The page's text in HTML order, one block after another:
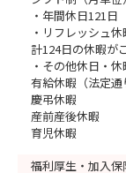
・年間休日121日
・リフレッシュ
計124日の休暇が
・その他休日・休
有給休暇（法定通
慶弔休暇
産前産後休暇
育児休暇
福利厚生・加入保